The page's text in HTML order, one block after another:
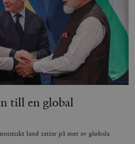
till en global
land satsar på mer av globala